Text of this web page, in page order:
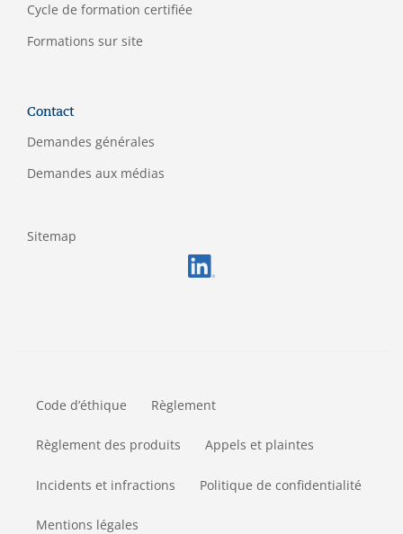
Cycle de formation certifiée
Formations sur site
Contact
Demandes générales
Demandes aux médias
Sitemap
Code d’éthique Règlement
Règlement des produits Appels et plaintes
Incidents et infractions Politique de confidentialité
Mentions légales